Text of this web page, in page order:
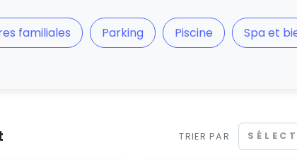
familiales Parking Piscine Spa et
TRIER PAR